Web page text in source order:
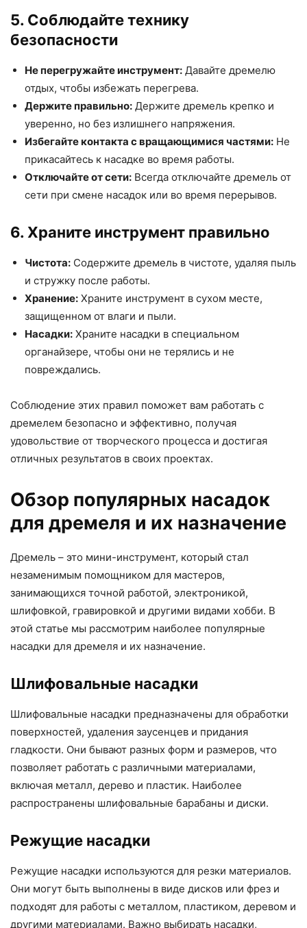
5. Соблюдайте технику
безопасности
Не перегружайте инструмент: Давайте дремелю
отдых, чтобы избежать перегрева.
Держите правильно: Держите дремель крепко и
уверенно, но без излишнего напряжения.
Избегайте контакта с вращающимися частями: Не
прикасайтесь к насадке во время работы.
Отключайте от сети: Всегда отключайте дремель от
сети при смене насадок или во время перерывов.
6. Храните инструмент правильно
Чистота: Содержите дремель в чистоте, удаляя пыль
и стружку после работы.
Хранение: Храните инструмент в сухом месте,
защищенном от влаги и пыли.
Насадки: Храните насадки в специальном
органайзере, чтобы они не терялись и не
повреждались.
Соблюдение этих правил поможет вам работать с
дремелем безопасно и эффективно, получая
удовольствие от творческого процесса и достигая
отличных результатов в своих проектах.
Обзор популярных насадок
для дремеля и их назначение
Дремель – это мини-инструмент, который стал
незаменимым помощником для мастеров,
занимающихся точной работой, электроникой,
шлифовкой, гравировкой и другими видами хобби. В
этой статье мы рассмотрим наиболее популярные
насадки для дремеля и их назначение.
Шлифовальные насадки
Шлифовальные насадки предназначены для обработки
поверхностей, удаления заусенцев и придания
гладкости. Они бывают разных форм и размеров, что
позволяет работать с различными материалами,
включая металл, дерево и пластик. Наиболее
распространены шлифовальные барабаны и диски.
Режущие насадки
Режущие насадки используются для резки материалов.
Они могут быть выполнены в виде дисков или фрез и
подходят для работы с металлом, пластиком, деревом и
другими материалами. Важно выбирать насадки,